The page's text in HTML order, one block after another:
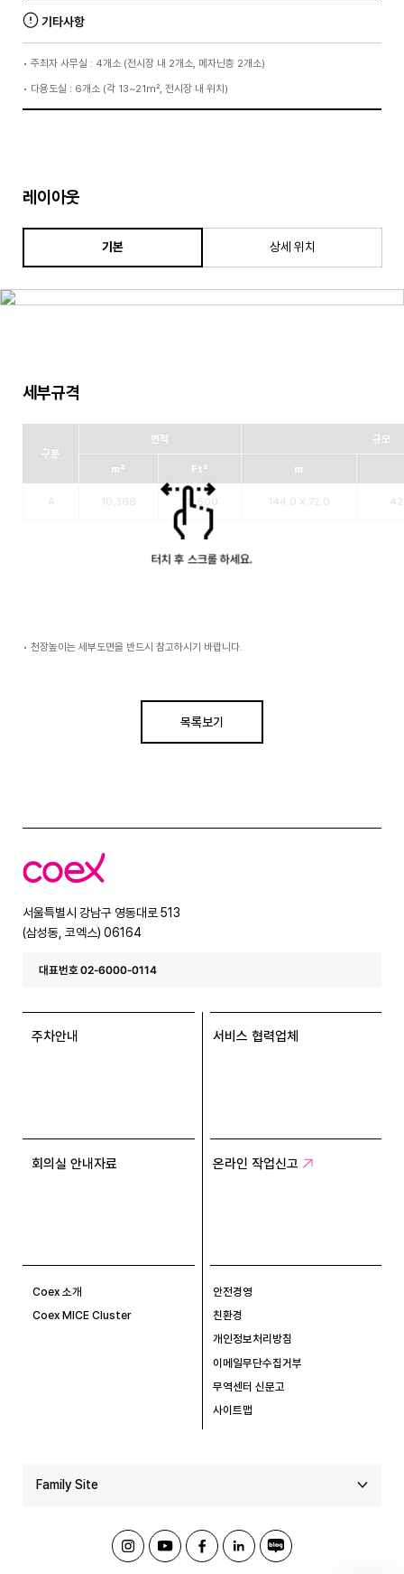
기타사항
• 주최자 사무실 : 4개소 (전시장 내 2개소, 메자닌층 2개소)
• 다용도실 : 6개소 (각 13~21m², 전시장 내 위치)
레이아웃
기본 상세 위치
세부규격
구분
면적 규모
m² Ft² m
A 10,368 111,600 144.0 X 72.0
• 천장높이는 세부도면을 반드시 참고하시기 바랍니다.
목록보기
코
엑
서울특별시 강남구 영동대로 513
(삼성동, 코엑스) 06164
대표번호 02-6000-0114
주차안내 서비스 협력업체
회의실 안내자료 온라인 작업신고
Coex 소개
Coex MICE Cluster
안전경영
친환경
개인정보처리방침
이메일무단수집거부
무역센터 신문고
사이트맵
Family Site